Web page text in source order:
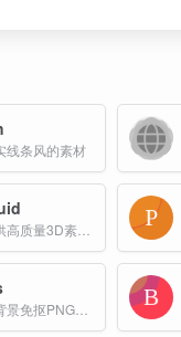
线条风的素材